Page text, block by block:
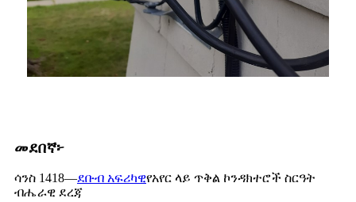
መደበኛ፦
ሳንስ 1418—ደቡብ አፍሪካዊየአየር ላይ ጥቅል ኮንዳክተሮች ስርዓት
ብሔራዊ ደረጃ